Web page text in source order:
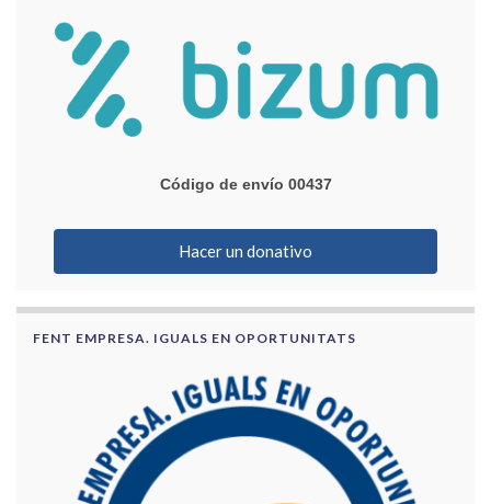
Código de envío 00437
Hacer un donativo
FENT EMPRESA. IGUALS EN OPORTUNITATS